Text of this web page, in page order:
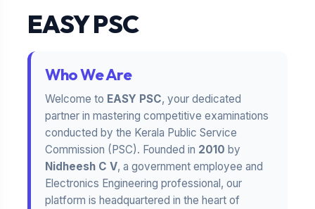
EASY PSC
Who We Are
Welcome to EASY PSC, your dedicated
partner in mastering competitive examinations
conducted by the Kerala Public Service
Commission (PSC). Founded in 2010 by
Nidheesh C V, a government employee and
Electronics Engineering professional, our
platform is headquartered in the heart of